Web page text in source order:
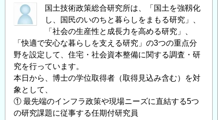
（令
和
年
度
第
１
期）
～
の
に
取
組
む
研
究
者
を
新
国土技術政策総合研究所は、「国土を強靱化
し、国民のいのちと暮らしをまもる研究」、
「社会の生産性と成長力を高める研究」、
「快適で安心な暮らしを支える研究」の3つの重点分
野を設定して、住宅・社会資本整備に関する調査・研
究を行っています。
本日から、博士の学位取得者（取得見込み含む）を対
象として、
① 最先端のインフラ政策や現場ニーズに直結する5つ
の研究課題に従事する任期付研究員